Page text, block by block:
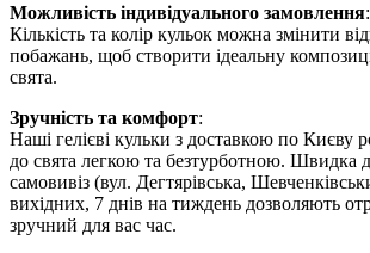
Можливість індивідуального замовлення:
Кількість та колір кульок можна змінити
побажань, щоб створити ідеальну
свята.
Зручність та комфорт:
Наші гелієві кульки з доставкою по Києву
до свята легкою та безтурботною. Швидка
самовивіз (вул. Дегтярівська,
вихідних, 7 днів на тиждень дозволяють
зручний для вас час.